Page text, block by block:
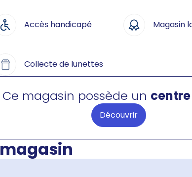
Accès handicapé Magasin
Collecte de lunettes
Ce magasin possède un
Découvrir